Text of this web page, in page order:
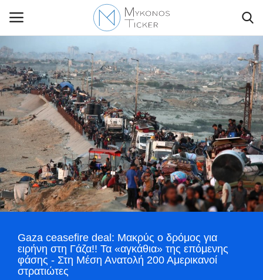
Contact Us
Politique
Business
Travel
World
Style Adorés
Greece
Gaza ceasefire deal: Μακρύς ο δρόμος για
ειρήνη στη Γάζα!! Τα «αγκάθια» της επόμενης
φάσης - Στη Μέση Ανατολή 200 Αμερικανοί
στρατιώτες